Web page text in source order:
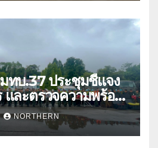
ทบ.37 ประชุมชี้แจง
และตรวจความพร้อม
าสาธารณภัย
NORTHERN